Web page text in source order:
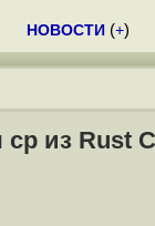
НОВОСТИ (+)
из Rust